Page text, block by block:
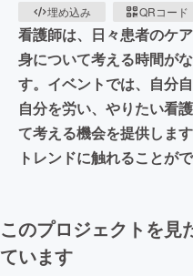
埋め込み
QRコード
看護師は、⽇々患者のケ
⾝について考える時間が
す。イベントでは、⾃分
自分を労い、やりたい看
て考える機会を提供しま
トレンドに触れることがで
このプロジェクトを見
ています